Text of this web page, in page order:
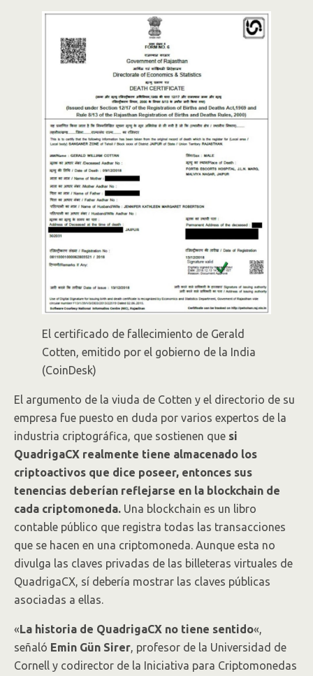
El certificado de fallecimiento de Gerald
Cotten, emitido por el gobierno de la India
(CoinDesk)
El argumento de la viuda de Cotten y el directorio de su
empresa fue puesto en duda por varios expertos de la
industria criptográfica, que sostienen que si
QuadrigaCX realmente tiene almacenado los
criptoactivos que dice poseer, entonces sus
tenencias deberían reflejarse en la blockchain de
cada criptomoneda. Una blockchain es un libro
contable público que registra todas las transacciones
que se hacen en una criptomoneda. Aunque esta no
divulga las claves privadas de las billeteras virtuales de
QuadrigaCX, sí debería mostrar las claves públicas
asociadas a ellas.
«La historia de QuadrigaCX no tiene sentido«,
señaló Emin Gün Sirer, profesor de la Universidad de
Cornell y codirector de la Iniciativa para Criptomonedas